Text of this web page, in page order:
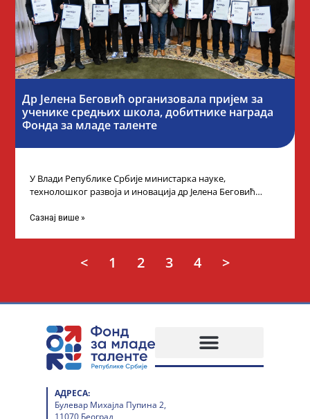
Др Јелена Беговић организовала пријем за
ученике средњих школа, добитнике награда
Фонда за младе таленте
У Влади Републике Србије министарка науке,
технолошког развоја и иновација др Јелена Беговић
Сазнај више »
< 1 2 3 4 >
АДРЕСА:
Булевар Михајла Пупина 2,
11070 Београд